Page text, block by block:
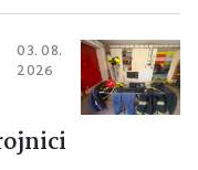
03. 08.
2026